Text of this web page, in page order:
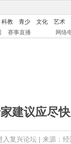
科教 青少 文化
艺术
赛事直播 网络
建议应尽
入复兴论坛| 来源：